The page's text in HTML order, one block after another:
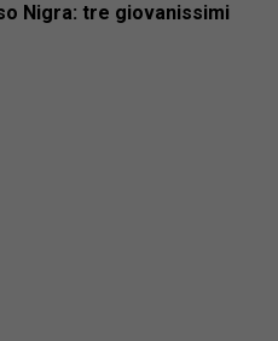
Nigra: tre giovanissimi